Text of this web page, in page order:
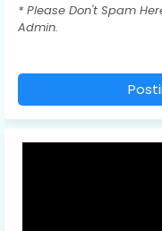
* Please Don't Spam
Admin.